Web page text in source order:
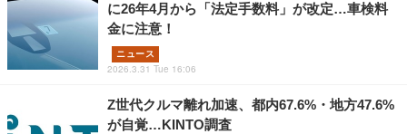
に26年4月から「法定手数料」が改定…車検料
金に注意！
ニュース
2026.3.31 Tue 16:06
Z世代クルマ離れ加速、都内67.6%・地方47.6%
が自覚…KINTO調査